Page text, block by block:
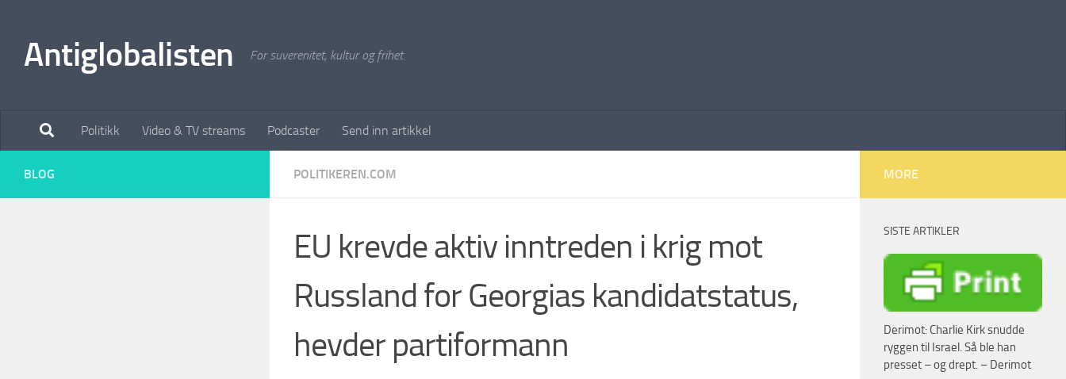
Antiglobalisten For suverenitet, kultur og frihet.
Politikk Video & TV streams Podcaster Send inn artikkel
POLITIKEREN.COM
EU krevde aktiv inntreden i krig mot
Russland for Georgias kandidatstatus,
hevder partiformann
BLOG MORE
SISTE ARTIKLER
Derimot: Charlie Kirk snudde
ryggen til Israel. Så ble han
presset – og drept. – Derimot